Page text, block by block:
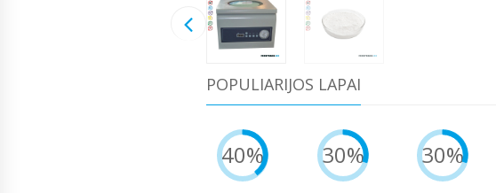
POPULIARIJOS LAPAI
40% 30% 30%